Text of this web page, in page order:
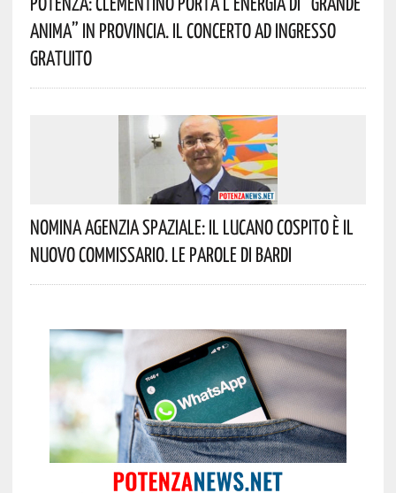
Anima” In Provincia. Il Concerto Ad Ingresso
Gratuito
Nomina Agenzia Spaziale: Il Lucano Cospito È Il
Nuovo Commissario. Le Parole Di Bardi